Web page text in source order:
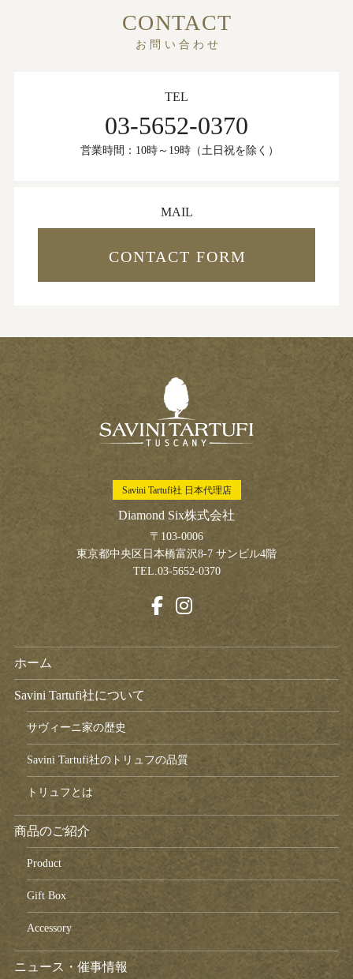
CONTACT
お問い合わせ
TEL
03-5652-0370
営業時間：10時～19時（土日祝を除く）
MAIL
CONTACT FORM
Savini Tartufi社 日本代理店
Diamond Six株式会社
〒103-0006
東京都中央区日本橋富沢8-7 サンビル4階
TEL.03-5652-0370
ホーム
Savini Tartufi社について
サヴィーニ家の歴史
Savini Tartufi社のトリュフの品質
トリュフとは
商品のご紹介
Product
Gift Box
Accessory
ニュース・催事情報